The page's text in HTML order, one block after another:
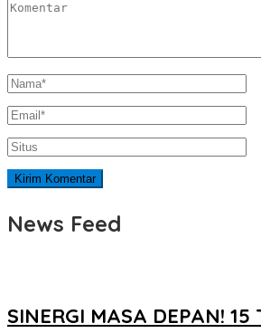
News Feed
SINERGI MASA DEPAN!